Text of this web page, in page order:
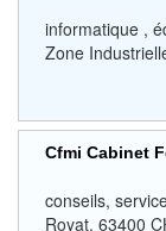
informatique ,
Zone
Cfmi Cabinet
conseils,
Royat, 63400